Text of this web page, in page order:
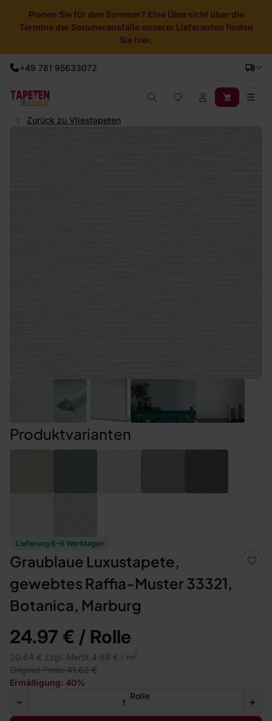
Planen Sie für den Sommer? Eine Übersicht über die
Termine der Sommerausfälle unserer Lieferanten finden
Sie hier.
+49 781 95633072
Zurück zu Vliestapeten
Lieferung 6–9 Werktagen
Graublaue Luxustapete,
gewebtes Raffia-Muster 33321,
Botanica, Marburg
24.97 € / Rolle
20.64 € zzgl. MwSt. 4.69 € / m2
Original Preis: 41.62 €
Ermäßigung: 40%
Rolle
Produktvarianten